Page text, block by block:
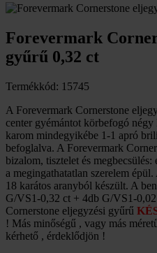
Forevermark
gyűrű 0,32 ct
Termékkód: 15745
A Forevermark Cornerstone
center gyémántot körbefogó
karom mindegyikébe 1-1 apró
befoglalva. A Forevermark
bizalom, tisztelet és
a megingathatatlan szerelem
18 karátos aranyból készült. A
G/VS1-0,32 ct + 4db G/VS1-
Cornerstone eljegyzési gyűrű
! Más minőségű , vagy más
kérhető , érdeklődjön !